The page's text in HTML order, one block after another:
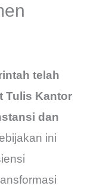
telah
Tulis Kantor
dan
ini